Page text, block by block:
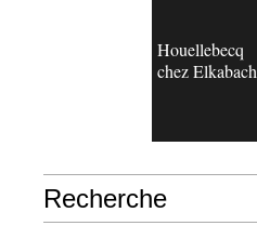
Houellebecq
chez Elkabach
Recherche